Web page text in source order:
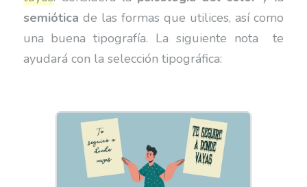
semiótica de las formas que utilices, así como
una buena tipografía. La siguiente nota te
ayudará con la selección tipográfica: